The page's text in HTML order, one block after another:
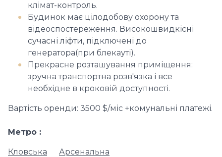
клімат-контроль.
Будинок має цілодобову охорону та
відеоспостереження. Високошвидкісні
сучасні ліфти, підключені до
генератора(при блекауті).
Прекрасне розташування приміщення:
зручна транспортна розв'язка і все
необхідне в кроковій доступності.
Вартість оренди: 3500 $/міс +комунальні платежі.
Метро
Кловська Арсенальна